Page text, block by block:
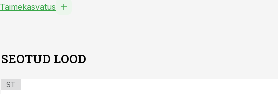
Taimekasvatus
SEOTUD LOOD
ST